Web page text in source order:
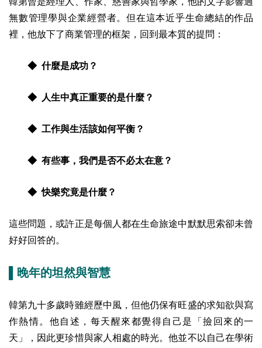
無數管理學與企業經營者。但在這本近乎生命總結的作品
裡，他放下了商業管理的框架，回到最本質的提問：
◆ 什麼是成功？
◆ 人生中真正重要的是什麼？
◆ 工作與生活該如何平衡？
◆ 有些事，我們是否不必太在意？
◆ 快樂究竟是什麼？
這些問題，或許正是每個人都在生命旅途中默默思索卻未曾
好好回答的。
▌晚年的坦然與智慧
韓第九十多歲時雖經歷中風，但他仍保有旺盛的求知欲與寫
作熱情。他自述，每天醒來都覺得自己是「撿回來的一
天」，因此更珍惜與家人相處的時光。他並不以自己在學術